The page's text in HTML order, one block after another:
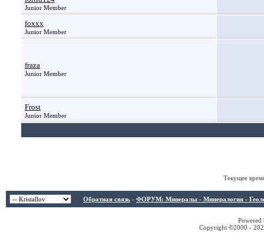
Junior Member
foxxx
Junior Member
fraza
Junior Member
Frost
Junior Member
Текущее
Обратная связь - ФОРУМ: Минералы - Минералогия -
Copyright ©2000 -